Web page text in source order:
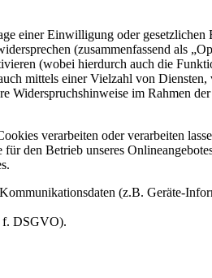
einer Einwilligung oder gesetzlichen
(zusammenfassend als
(wobei hierdurch auch die
mittels einer Vielzahl von
Widerspruchshinweise im Rahmen
verarbeiten oder verarbeiten
den Betrieb unseres
(z.B. Geräte-
f. DSGVO).